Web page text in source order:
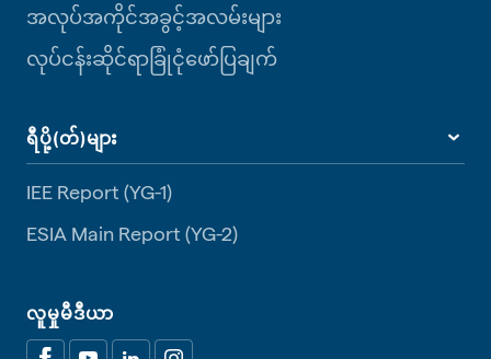
အလုပ်အကိုင်အခွင့်အလမ်းများ
လုပ်ငန်းဆိုင်ရာခြုံငုံဖော်ပြချက်
ရီပို့(တ်)များ
IEE Report (YG-1)
ESIA Main Report (YG-2)
လူမှုမီဒီယာ